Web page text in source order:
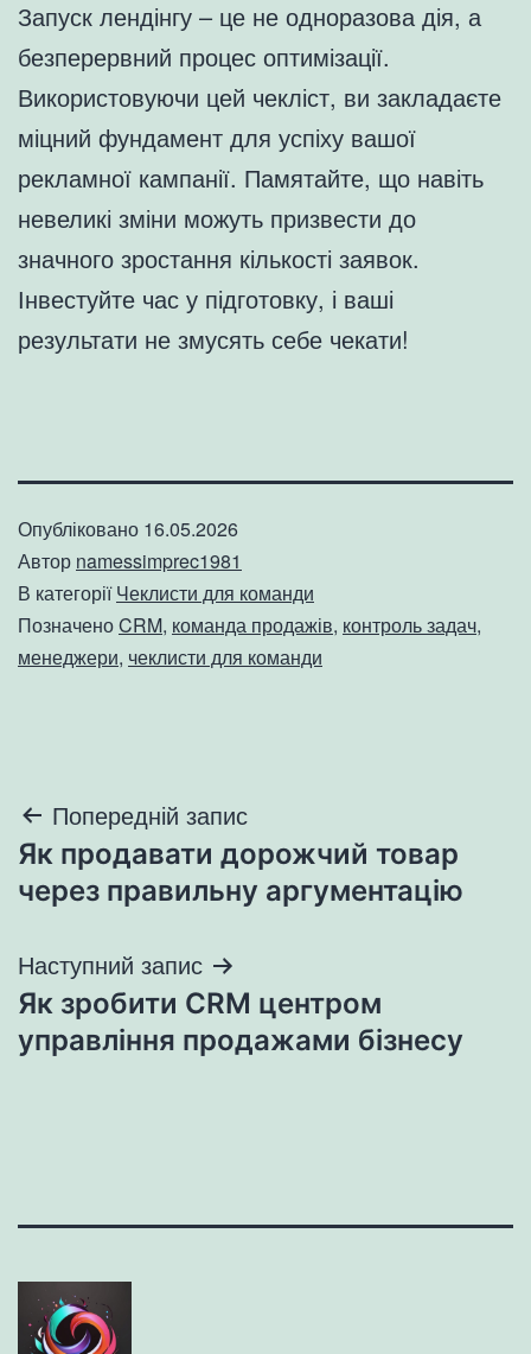
Запуск лендінгу – це не одноразова дія, а
безперервний процес оптимізації.
Використовуючи цей чекліст, ви закладаєте
міцний фундамент для успіху вашої
рекламної кампанії. Памятайте, що навіть
невеликі зміни можуть призвести до
значного зростання кількості заявок.
Інвестуйте час у підготовку, і ваші
результати не змусять себе чекати!
Опубліковано 16.05.2026
Автор namessimprec1981
В категоріїЧеклисти для команди
ПозначеноCRM, команда продажів, контроль задач,
менеджери, чеклисти для команди
Навігація
записів
Попередній запис
Як продавати дорожчий товар
через правильну аргументацію
Наступний запис
Як зробити CRM центром
управління продажами бізнесу